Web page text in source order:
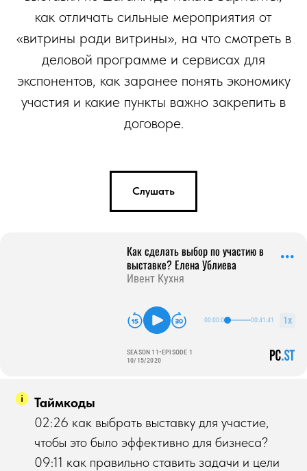
как отличать сильные мероприятия от
«витрины ради витрины», на что смотреть в
деловой программе и сервисах для
экспонентов, как заранее понять экономику
участия и какие пункты важно закрепить в
договоре.
Слушать
Таймкоды
02:26 как выбрать выставку для участие,
чтобы это было эффективно для бизнеса?
09:11 как правильно ставить задачи и цели